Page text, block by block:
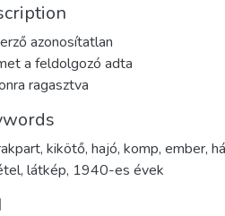
azonosítatlan
a feldolgozó adta
ragasztva
, kikötő, hajó, komp, ember,
, látkép, 1940-es évek